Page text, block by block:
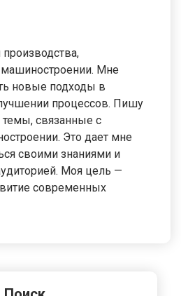
машиностроении. Мне
новые подходы в
процессов. Пишу
темы, связанные с
Это дает мне
своими знаниями и
Моя цель —
современных